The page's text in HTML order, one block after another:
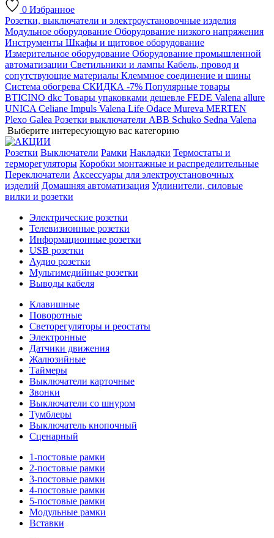
0 Избранное
Розетки, выключатели и электроустановочные изделия
Модульное оборудование Оборудование низкого напряжения
Инструменты Шкафы и щитовое оборудование
Измерительное оборудование Оборудование промышленной
автоматизации Светильники и лампы Кабель, провод и
сопутствующие материалы Клеммное соединение и шины
Система обогрева СКИДКА -7% Популярные товары
BTICINO dkc Товары упаковками дешевле FEDE Valena allure
UNICA Celiane Impuls Valena Life Odace Mureva MERTEN
Plexo Galea Розетки выключатели ABB Schuko Sedna Valena
Выберите интересующую вас категорию
Розетки Выключатели Рамки Накладки Термостаты и
терморегуляторы Коробки монтажные и распределительные
Переключатели Аксессуары для электроустановочных
изделий Домашняя автоматизация Удлинители, силовые
вилки и розетки
Электрические розетки
Телевизионные розетки
Информационные розетки
USB розетки
Аудио розетки
Мультимедийные розетки
Выводы кабеля
Клавишные
Поворотные
Светорегуляторы и реостаты
Электронные
Датчики движения
Жалюзийные
Таймеры
Выключатели карточные
Звонки
Выключатели со шнуром
Тумблеры
Выключатель кнопочный
Сценарный
1-постовые рамки
2-постовые рамки
3-постовые рамки
4-постовые рамки
5-постовые рамки
Модульные рамки
Вставки